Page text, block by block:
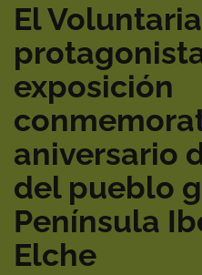
El
exposición
aniversario
del pueblo
Península
Elche